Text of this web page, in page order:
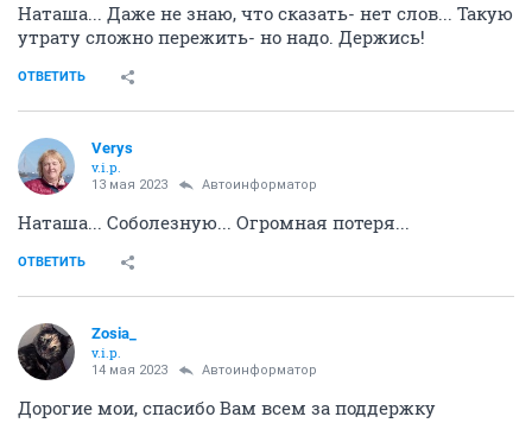
Наташа... Даже не знаю, что сказать- нет слов... Такую
утрату сложно пережить- но надо. Держись!
ОТВЕТИТЬ
Verys
v.i.p.
13 мая 2023 Автоинформатор
Наташа... Соболезную... Огромная потеря...
ОТВЕТИТЬ
Zosia_
v.i.p.
14 мая 2023 Автоинформатор
Дорогие мои, спасибо Вам всем за поддержку